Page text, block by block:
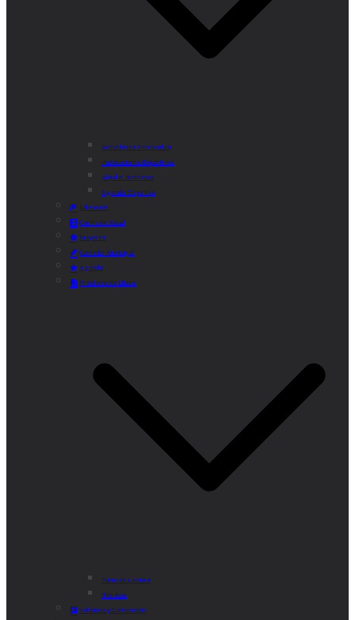
Actividades Semanales
Instalaciones Deportivas
Alquiler Bicicletas
Agenda Deportiva
Educación
Centro de Salud
Mayores
Comedor Municipal
Agenda
Préstamo de Libros
Punto de Lectura
Bibliobús
Velatorio y Cementerio